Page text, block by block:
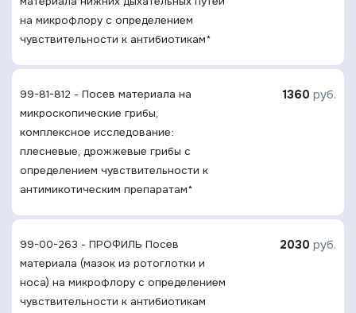
на микрофлору с определением
чувcтвительности к антибиотикам*
99-81-812 - Посев материала на
микроскопические грибы,
комплексное исследование:
плесневые, дрожжевые грибы с
определением чувcтвительности к
антимикотическим препаратам*
1360 руб.
99-00-263 - ПРОФИЛЬ Посев
материала (мазок из ротоглотки и
носа) на микрофлору с определением
чувcтвительности к антибиотикам
2030 руб.